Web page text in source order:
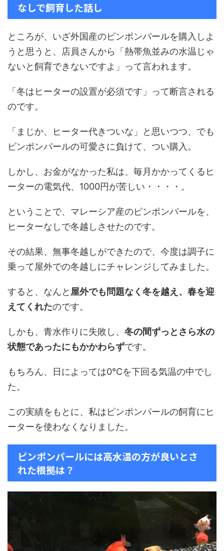
なしで飼育した話し
ところが、いざ外国産のピンポンパールを購入しよ
うと思うと、店員さんから「熱帯魚並みの水温じゃ
ないと飼育できないですよ」って言われます。
「冬はヒーターの設置が必須です」って断言される
のです。
「まじか、ヒーター代きついな」と思いつつ、でも
ピンポンパールの可愛さに負けて、つい購入。
しかし、お金がなかった私は、毎月かかってくるヒ
ーターの電気代、1000円が苦しい・・・・。
ということで、マレーシア産のピンポンパールを、
ヒーターなしで冬越しさせたのです。
その結果、無事冬越しができたので、今度は調子に
乗って屋外での冬越しにチャレンジしてみました。
すると、なんと 屋外でも問題なく冬を越え、春を迎
えてくれたのです。
しかも、青水作りに失敗し、 冬の間ずっとさら水の
状態であったにもかかわらずです。
もちろん、日によっては0℃を下回る気温の中でし
た。
この実績をもとに、私はピンポンパールの飼育にヒ
ーターを使わなくなりました。
ピンポンパールには高水温の方が良いとさ
れた根拠は？